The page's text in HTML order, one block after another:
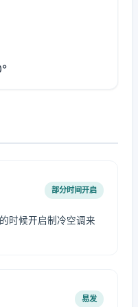
部分时间开启
时候开启制冷空调来
易发